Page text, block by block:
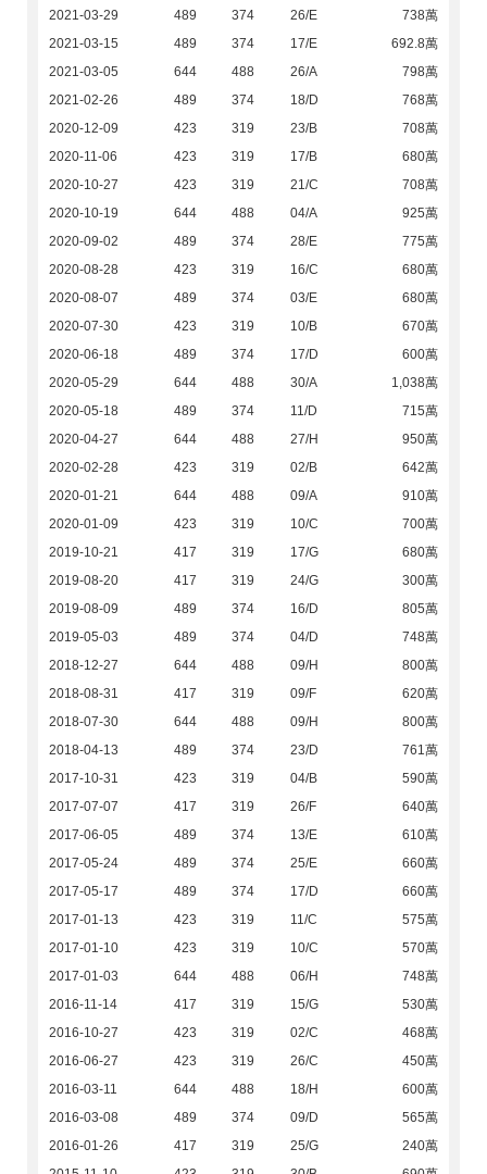
2021-03-29 489 374 26/E
738萬
2021-03-15
489 374 17/E
692.8萬
2021-03-05
644 488 26/A
798萬
2021-02-26
489 374 18/D
768萬
2020-12-09
423 319 23/B
708萬
2020-11-06
423 319 17/B
680萬
2020-10-27
423 319 21/C
708萬
2020-10-19
644 488 04/A
925萬
2020-09-02
489 374 28/E
775萬
2020-08-28
423 319 16/C
680萬
2020-08-07
489 374 03/E
680萬
2020-07-30
423 319 10/B
670萬
2020-06-18
489 374 17/D
600萬
2020-05-29
644 488 30/A
1,038萬
2020-05-18
489 374 11/D
715萬
2020-04-27
644 488 27/H
950萬
2020-02-28
423 319 02/B
642萬
2020-01-21
644 488 09/A
910萬
2020-01-09
423 319 10/C
700萬
2019-10-21
417 319 17/G
680萬
2019-08-20
417 319 24/G
300萬
2019-08-09
489 374 16/D
805萬
2019-05-03
489 374 04/D
748萬
2018-12-27
644 488 09/H
800萬
2018-08-31
417 319 09/F
620萬
2018-07-30
644 488 09/H
800萬
2018-04-13
489 374 23/D
761萬
2017-10-31
423 319 04/B
590萬
2017-07-07
417 319 26/F
640萬
2017-06-05
489 374 13/E
610萬
2017-05-24
489 374 25/E
660萬
2017-05-17
489 374 17/D
660萬
2017-01-13
423 319 11/C
575萬
2017-01-10
423 319 10/C
570萬
2017-01-03
644 488 06/H
748萬
2016-11-14
417 319 15/G
530萬
2016-10-27
423 319 02/C
468萬
2016-06-27
423 319 26/C
450萬
2016-03-11
644 488 18/H
600萬
2016-03-08
489 374 09/D
565萬
2016-01-26
417 319 25/G
240萬